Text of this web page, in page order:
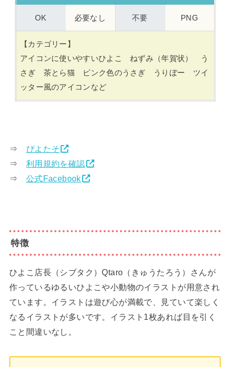
OK 必要なし 不要 PNG
【カテゴリー】
アイコンに使いやすいひよこ ねずみ（年賀状） う
さぎ 茶とら猫 ピンク色のうさぎ うりぼー ツイ
ッター風のアイコンなど
⇒ ぴよたそ
⇒ 利用規約を確認
⇒ 公式Facebook
特徴
ひよこ店長（シブタク）Qtaro（きゅうたろう）さんが
作っているゆるいひよこや小動物のイラストが用意され
ています。イラストは遊び心が満載で、見ていて楽しく
なるイラストが多いです。イラスト1枚あれば目を引く
こと間違いなし。